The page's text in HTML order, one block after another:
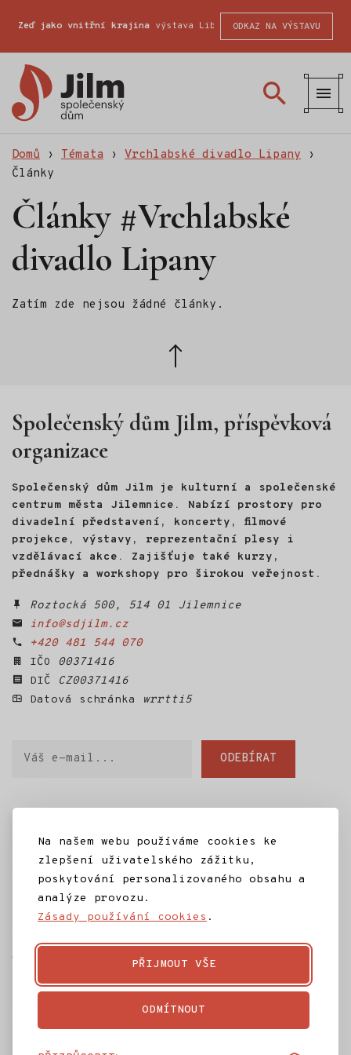
Na našem webu používáme cookies ke
zlepšení uživatelského zážitku,
poskytování personalizovaného obsahu a
analýze provozu.
Zásady používání cookies .
PŘIJMOUT VŠE
ODMÍTNOUT
Zeď jako vnitřní krajina výstava Liberecké školy fotografické
ODKAZ NA VÝSTAVU
Domů › Témata › Vrchlabské divadlo Lipany ›
Články
Články #Vrchlabské
divadlo Lipany
Zatím zde nejsou žádné články.
Zpět
nahoru
Společenský dům Jilm, příspěvková
organizace
Společenský dům Jilm je kulturní a společenské
centrum města Jilemnice. Nabízí prostory pro
divadelní představení, koncerty, filmové
projekce, výstavy, reprezentační plesy i
vzdělávací akce. Zajišťuje také kurzy,
přednášky a workshopy pro širokou veřejnost.
Roztocká 500, 514 01 Jilemnice
info@sdjilm.cz
+420 481 544 070
IČO
00371416
DIČ
CZ00371416
Datová schránka
wrrtti5
ODEBÍRAT
SD Jilm Kino 70
Městská knihovna
IC Jilemnice
Projekty SD Jilm
Články
Kontakt
Ochrana osobních údajů
Rozpočet